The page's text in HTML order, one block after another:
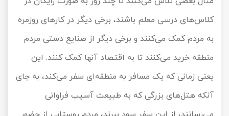
کلاس‌های درسی معلم باشند، برخی دیگر در کارهای روزمره
به مردم کمک می‌کنند و برخی دیگر از صنایع دستی مردم
منطقه خرید می‌کنند تا به اقتصاد آنها کمک کنند. این
یعنی زمانی که یک مسافر به منطقه‌ای سفر می‌کند، به جای
آنکه هتل‌های بزرگی که به طبیعت آسیب فراوانی